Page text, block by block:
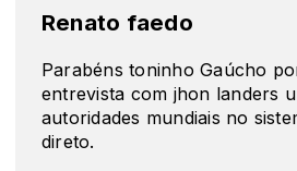
Renato faedo
Parabéns toninho Gaúcho
entrevista com jhon landers
autoridades mundiais no
direto.